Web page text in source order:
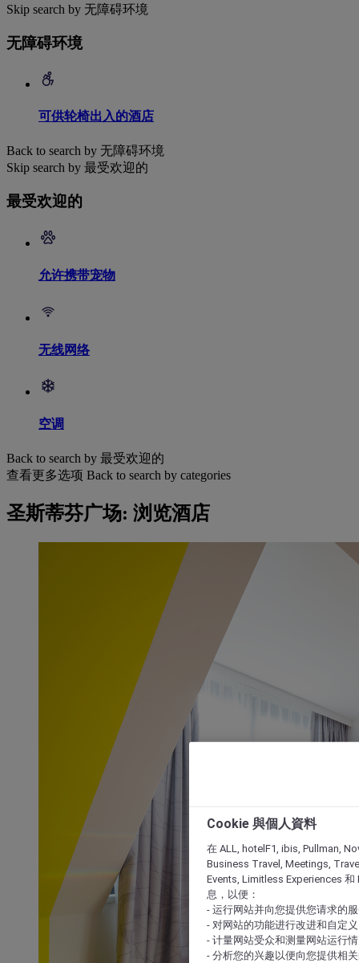
Skip search by 无障碍环境
无障碍环境
可供轮椅出入的酒店
Back to search by 无障碍环境
Skip search by 最受欢迎的
最受欢迎的
允许携带宠物
无线网络
空调
Back to search by 最受欢迎的
查看更多选项 Back to search by categories
圣斯蒂芬广场: 浏览酒店
Cookie 與個人資料
在 ALL, hotelF1, ibis, Pullman,
Business Travel, Meetings,
Events, Limitless Experiences 和
息，以便：
- 运行网站并向您提供您请求的
- 对网站的功能进行改进和自定义
- 计量网站受众和测量网站运行
- 分析您的兴趣以便向您提供相